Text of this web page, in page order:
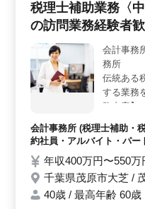
助業務の経験を積みなが
通じてスキルアップが期
幅広く、決算書の作成か
い業務に携わることが
福利厚生＞ 年収400万円
水準で、生活を安心して
費通勤手当が支給され、
られます。さらに、雇用
税理士補助業務〈
の訪問業務経験者
会計事務所 / 税理士補助・税理士・税
務所
伝統ある
する業務
務内容】
及び書類
ソリン代
当企業へ
連業務 ＊
ません。
上のベテ
会計事務所 (税理士補助・
約社員・アルバイト・パー
年収400万円〜550
千葉県茂原市大芝 /
40歳 / 最高年齢 60歳